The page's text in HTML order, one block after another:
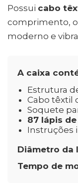
Possui cabo
comprimento,
moderno e
A caixa
Estrutura
Cabo têxtil
Soquete
87 lápis
Instruções
Diâmetro da
Tempo de